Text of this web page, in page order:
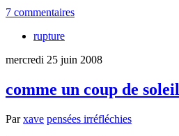
7 commentaires
rupture
mercredi 25 juin 2008
comme un coup de soleil
Parxave pensées irréfléchies